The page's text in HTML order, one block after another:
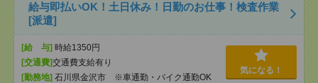
給与即払いOK！土日休み！日勤のお仕事！検査作業
[派遣]
[給 与] 時給1350円
[交通費]交通費支給有り
[勤務地] 石川県金沢市 ※車通勤・バイク通勤OK
気になる！